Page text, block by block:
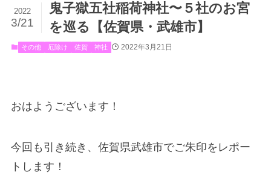
鬼子獄五社稲荷神社〜５社のお宮
を巡る【佐賀県・武雄市】
2022
3/21
その他 厄除け 佐賀 神社 2022年3月21日
おはようございます！
今回も引き続き、佐賀県武雄市でご朱印をレポー
トします！